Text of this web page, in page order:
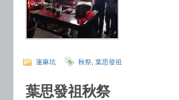
蓮麻坑 秋祭 葉思發祖
葉思發祖秋祭